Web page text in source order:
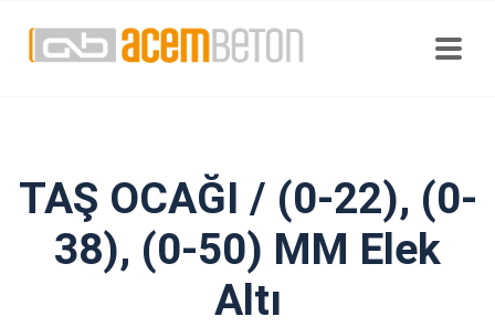
TAŞ OCAĞI / (0-22), (0-
38), (0-50) MM Elek
Altı